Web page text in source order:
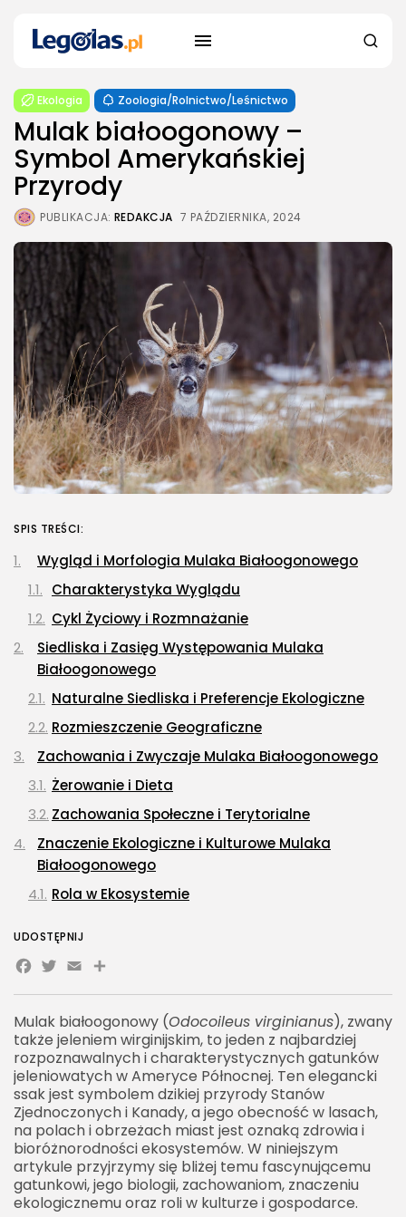
Ekologia Zoologia/Rolnictwo/Leśnictwo
Mulak białoogonowy –
Symbol Amerykańskiej
Przyrody
PUBLIKACJA: REDAKCJA 7 PAŹDZIERNIKA, 2024
Mulak białoogonowy (Odocoileus virginianus), zwany
także jeleniem wirginijskim, to jeden z najbardziej
rozpoznawalnych i charakterystycznych gatunków
jeleniowatych w Ameryce Północnej. Ten elegancki
ssak jest symbolem dzikiej przyrody Stanów
Zjednoczonych i Kanady, a jego obecność w lasach,
na polach i obrzeżach miast jest oznaką zdrowia i
bioróżnorodności ekosystemów. W niniejszym
artykule przyjrzymy się bliżej temu fascynującemu
gatunkowi, jego biologii, zachowaniom, znaczeniu
ekologicznemu oraz roli w kulturze i gospodarce.
SPIS TREŚCI:
Wygląd i Morfologia Mulaka Białoogonowego
Charakterystyka Wyglądu
Cykl Życiowy i Rozmnażanie
Siedliska i Zasięg Występowania Mulaka
Białoogonowego
Naturalne Siedliska i Preferencje Ekologiczne
Rozmieszczenie Geograficzne
Zachowania i Zwyczaje Mulaka Białoogonowego
Żerowanie i Dieta
Zachowania Społeczne i Terytorialne
Znaczenie Ekologiczne i Kulturowe Mulaka
Białoogonowego
Rola w Ekosystemie
Inicjatywy Ochronne
Przyszłość Mulaka Białoogonowego
Potrzeba Dalszych Badań i Ochrony
Znaczenie dla Ekosystemów i Ludzi
Podsumowanie
UDOSTĘPNIJ
Facebook
Twitter
EmailShare